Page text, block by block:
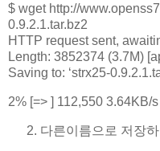
$ wget http://
0.9.2.1.tar.bz2
HTTP request sent,
Length: 3852374 (3.7M)
Saving to: ‘strx25-
2% [=> ] 112,550 3.64KB/
다른이름으로 저장하